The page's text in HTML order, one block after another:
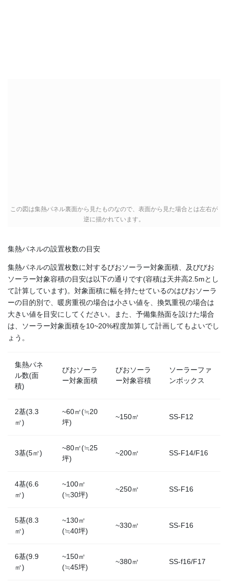
この図は集熱パネル裏面から見たものなので、表面から見た場合とは左右が
逆に描かれています。
集熱パネルの設置枚数の目安
集熱パネルの設置枚数に対するびおソーラー対象面積、及びびお
ソーラー対象容積の目安は以下の通りです(容積は天井高2.5mとし
て計算しています)。対象面積に幅を持たせているのはびおソーラ
ーの目的別で、暖房重視の場合は小さい値を、換気重視の場合は
大きい値を目安にしてください。また、予備集熱面を設けた場合
は、ソーラー対象面積を10~20%程度加算して計画してもよいでし
ょう。
集熱パネ
ル数(面
積)
びおソーラ
ー対象面積
びおソーラ
ー対象容積
ソーラーファ
ンボックス
2基(3.3
㎡)
~60㎡(≒20
坪)
~150㎥ SS-F12
3基(5㎡)
~80㎡(≒25
坪)
~200㎥ SS-F14/F16
4基(6.6
㎡)
~100㎡
(≒30坪)
~250㎥ SS-F16
5基(8.3
㎡)
~130㎡
(≒40坪)
~330㎥ SS-F16
6基(9.9
㎡)
~150㎡
(≒45坪)
~380㎥ SS-f16/F17